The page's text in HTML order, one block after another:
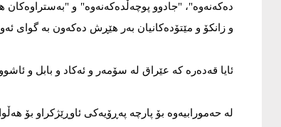
دەکەنەوە"، "جادوو پوچەڵدەکەنەوە" و "بەستراوەکان
و زانکۆ و مێتۆدەکانیان بەر ھێڕش دەکەون بە
ئایا قەدەرە کە عێراق لە سۆمەر و ئەکاد و بابل و
لە حەمورابیەوە بۆ پارچە پەڕۆیەكی ئاوڕێژکراو بۆ